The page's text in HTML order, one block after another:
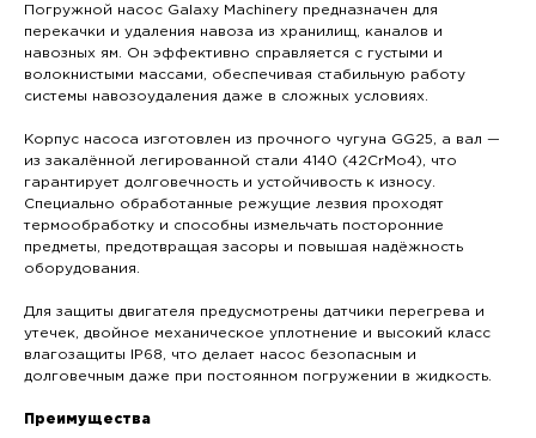
Погружной насос Galaxy Machinery предназначен для
перекачки и удаления навоза из хранилищ, каналов и
навозных ям. Он эффективно справляется с густыми и
волокнистыми массами, обеспечивая стабильную работу
системы навозоудаления даже в сложных условиях.
Корпус насоса изготовлен из прочного чугуна GG25, а вал —
из закалённой легированной стали 4140 (42CrMo4), что
гарантирует долговечность и устойчивость к износу.
Специально обработанные режущие лезвия проходят
термообработку и способны измельчать посторонние
предметы, предотвращая засоры и повышая надёжность
оборудования.
Для защиты двигателя предусмотрены датчики перегрева и
утечек, двойное механическое уплотнение и высокий класс
влагозащиты IP68, что делает насос безопасным и
долговечным даже при постоянном погружении в жидкость.
Преимущества